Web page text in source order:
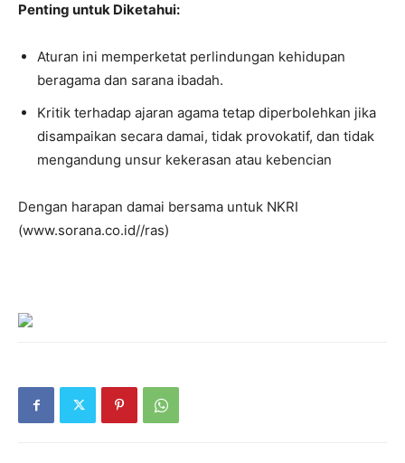
Penting untuk Diketahui:
Aturan ini memperketat perlindungan kehidupan
beragama dan sarana ibadah.
Kritik terhadap ajaran agama tetap diperbolehkan jika
disampaikan secara damai, tidak provokatif, dan tidak
mengandung unsur kekerasan atau kebencian
Dengan harapan damai bersama untuk NKRI
(www.sorana.co.id//ras)